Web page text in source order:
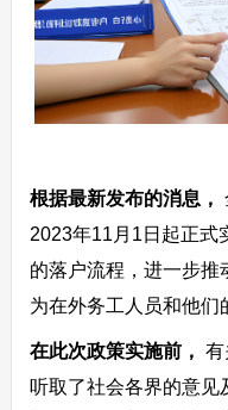
根据最新发布的消息，
2023年11月1日起正式
的落户流程，进一步推
为在外务工人员和他们
在此次政策实施前， 有
听取了社会各界的意见